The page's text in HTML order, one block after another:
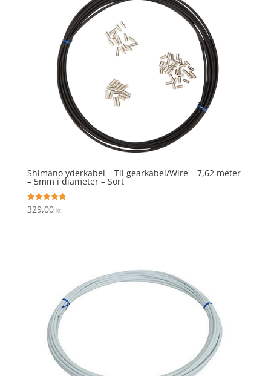
Shimano yderkabel – Til gearkabel/Wire – 7,62 meter
– 5mm i diameter – Sort
Vurderet
4.8
329,00 kr.